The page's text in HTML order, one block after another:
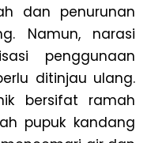
dan penurunan
Namun, narasi
penggunaan
ditinjau ulang.
bersifat ramah
pupuk kandang